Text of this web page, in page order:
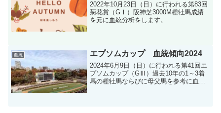
2022年10月23日（日）に行われる第83回
菊花賞（GⅠ）阪神芝3000M種牡馬成績
を元に血統分析をします。
血統 エプソムカップ 血統傾向2024
2024年6月9日（日）に行われる第41回エ
プソムカップ（GⅢ）過去10年の1～3着
馬の種牡馬ならびに母父馬を参考に血統